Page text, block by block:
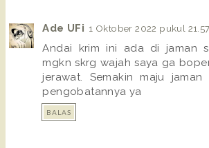
Ade UFi 1 Oktober 2022 pukul 21.57
Andai krim ini ada di jaman
mgkn skrg wajah saya ga
jerawat. Semakin maju
pengobatannya ya
BALAS